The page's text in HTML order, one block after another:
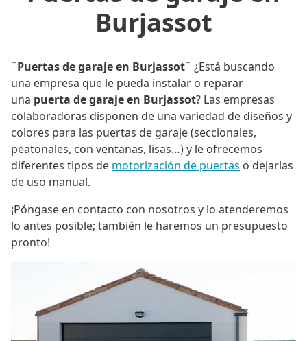
Burjassot
¨Puertas de garaje en Burjassot¨ ¿Está buscando
una empresa que le pueda instalar o reparar
una puerta de garaje en Burjassot? Las empresas
colaboradoras disponen de una variedad de diseños y
colores para las puertas de garaje (seccionales,
peatonales, con ventanas, lisas…) y le ofrecemos
diferentes tipos de motorización de puertas o dejarlas
de uso manual.
¡Póngase en contacto con nosotros y lo atenderemos
lo antes posible; también le haremos un presupuesto
pronto!